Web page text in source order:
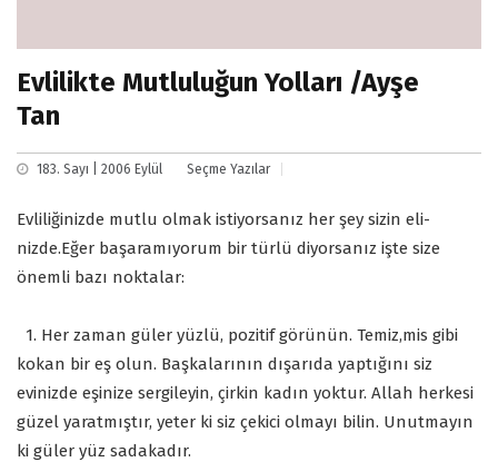
Evlilikte Mutluluğun Yolları /Ayşe
Tan
183. Sayı | 2006 Eylül Seçme Yazılar
Evliliğinizde mutlu olmak istiyorsanız her şey sizin eli-
nizde.Eğer başaramıyorum bir türlü diyorsanız işte size
önemli bazı noktalar:
1. Her zaman güler yüzlü, pozitif görünün. Temiz,mis gibi
kokan bir eş olun. Başkalarının dışarıda yaptığını siz
evinizde eşinize sergileyin, çirkin kadın yoktur. Allah herkesi
güzel yaratmıştır, yeter ki siz çekici olmayı bilin. Unutmayın
ki güler yüz sadakadır.